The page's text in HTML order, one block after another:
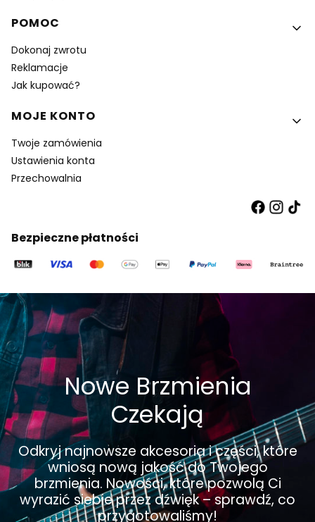
POMOC
Dokonaj zwrotu
Reklamacje
Jak kupować?
MOJE KONTO
Twoje zamówienia
Ustawienia konta
Przechowalnia
Bezpieczne płatności
Nowe Brzmienia
Czekają
Odkryj najnowsze akcesoria i części, które
wniosą nową jakość do Twojego
brzmienia. Nowości, które pozwolą Ci
wyrazić siebie przez dźwięk – sprawdź, co
przygotowaliśmy!